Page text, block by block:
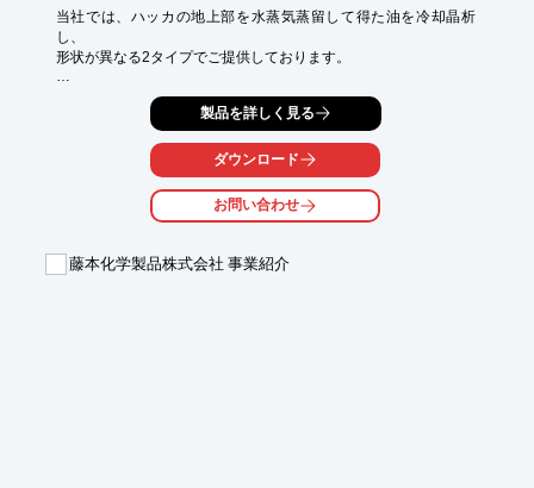
当社では、ハッカの地上部を水蒸気蒸留して得た油を冷却晶析
し、
形状が異なる2タイプでご提供しております。
無色の柱状または針状の結晶である『薄荷脳』と、
無色～白色の凝集結晶である『薄荷特脳』をご用意。
天然の爽やかな清涼感を活かした当製品を、お客様の商品開発
コンセプトに応じて、ご提案させていただきます。
ム
製品を詳しく見る
ダウンロード
お問い合わせ
藤本化学製品株式会社 事業紹介